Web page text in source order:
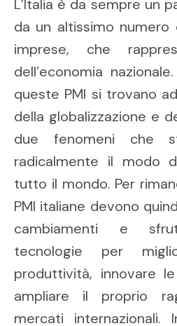
L’Italia è da sempre un
da un altissimo
imprese, che
dell’economia
queste PMI si trovano
della globalizzazione e
due fenomeni che
radicalmente il modo
tutto il mondo. Per
PMI italiane devono
cambiamenti e
tecnologie per
produttività, innovare
ampliare il proprio
mercati internazionali.